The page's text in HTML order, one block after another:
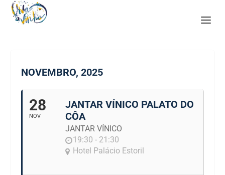
NOVEMBRO, 2025
28
NOV
JANTAR VÍNICO PALATO DO
CÔA
JANTAR VÍNICO
19:30 - 21:30
Hotel Palácio Estoril